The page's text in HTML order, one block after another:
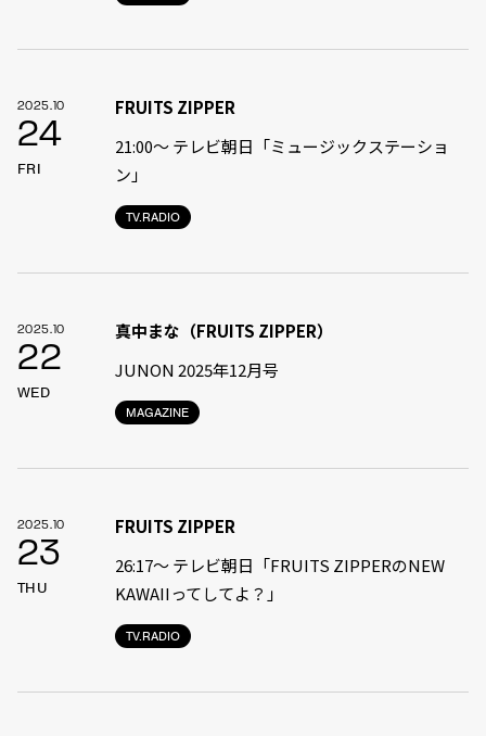
2025.10
24
FRI
TV.RADIO
FRUITS ZIPPER
21:00〜 テレビ朝日「ミュージックステーショ
ン」
2025.10
22
WED
MAGAZINE
真中まな（FRUITS ZIPPER）
JUNON 2025年12月号
2025.10
23
THU
TV.RADIO
FRUITS ZIPPER
26:17～ テレビ朝日「FRUITS ZIPPERのNEW
KAWAIIってしてよ？」